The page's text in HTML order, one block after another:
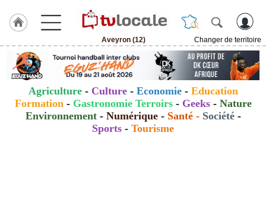
Aveyron (12)
Changer de territoire
J'adhère
Hulcoq
ACCUEIL
Aveyron
Agriculture- Culture - Economie- Education
Formation - Gastronomie Terroirs- Geeks- Nature
Environnement- Numérique- Santé- Société-
Sports - Tourisme